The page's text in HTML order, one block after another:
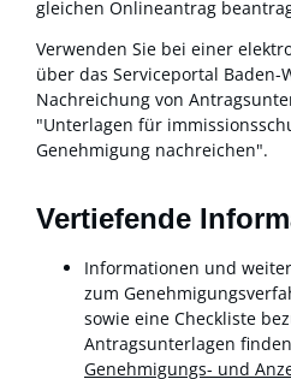
gleichen Onlineantrag
Verwenden Sie bei einer
über das Serviceportal
Nachreichung von
"Unterlagen für
Genehmigung nachreichen".
Vertiefende
Informationen und
zum
sowie eine Checkliste
Antragsunterlagen
Genehmigungs- und